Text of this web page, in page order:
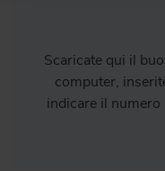
Scaricate qui il
computer,
indicare il numero